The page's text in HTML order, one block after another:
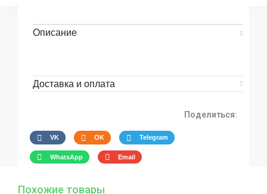
Описание
Доставка и оплата
Поделиться:
VK OK Telegram
WhatsApp Email
Похожие товары